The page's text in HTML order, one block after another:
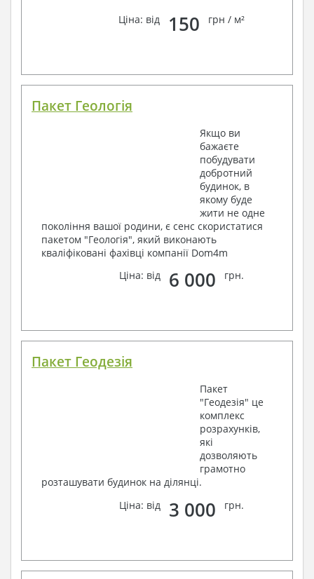
Ціна: від 150 грн / м²
Пакет Геологія
Якщо ви
бажаєте
побудувати
добротний
будинок, в
якому буде
жити не одне
покоління вашої родини, є сенс скористатися
пакетом "Геологія", який виконають
кваліфіковані фахівці компанії Dom4m
Ціна: від
6 000 грн.
Пакет Геодезія
Пакет
"Геодезія" це
комплекс
розрахунків,
які
дозволяють
грамотно
розташувати будинок на ділянці.
Ціна: від
3 000 грн.